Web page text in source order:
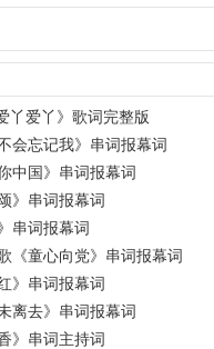
丫爱丫》歌词完整版
会忘记我》串词报幕词
中国》串词报幕词
》串词报幕词
串词报幕词
《童心向党》串词报幕词
》串词报幕词
离去》串词报幕词
》串词主持词